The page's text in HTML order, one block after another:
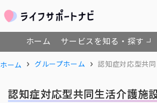
ホーム サービスを知る・探す
ホーム グループホーム 認知症対応型共
認知症対応型共同生活介護